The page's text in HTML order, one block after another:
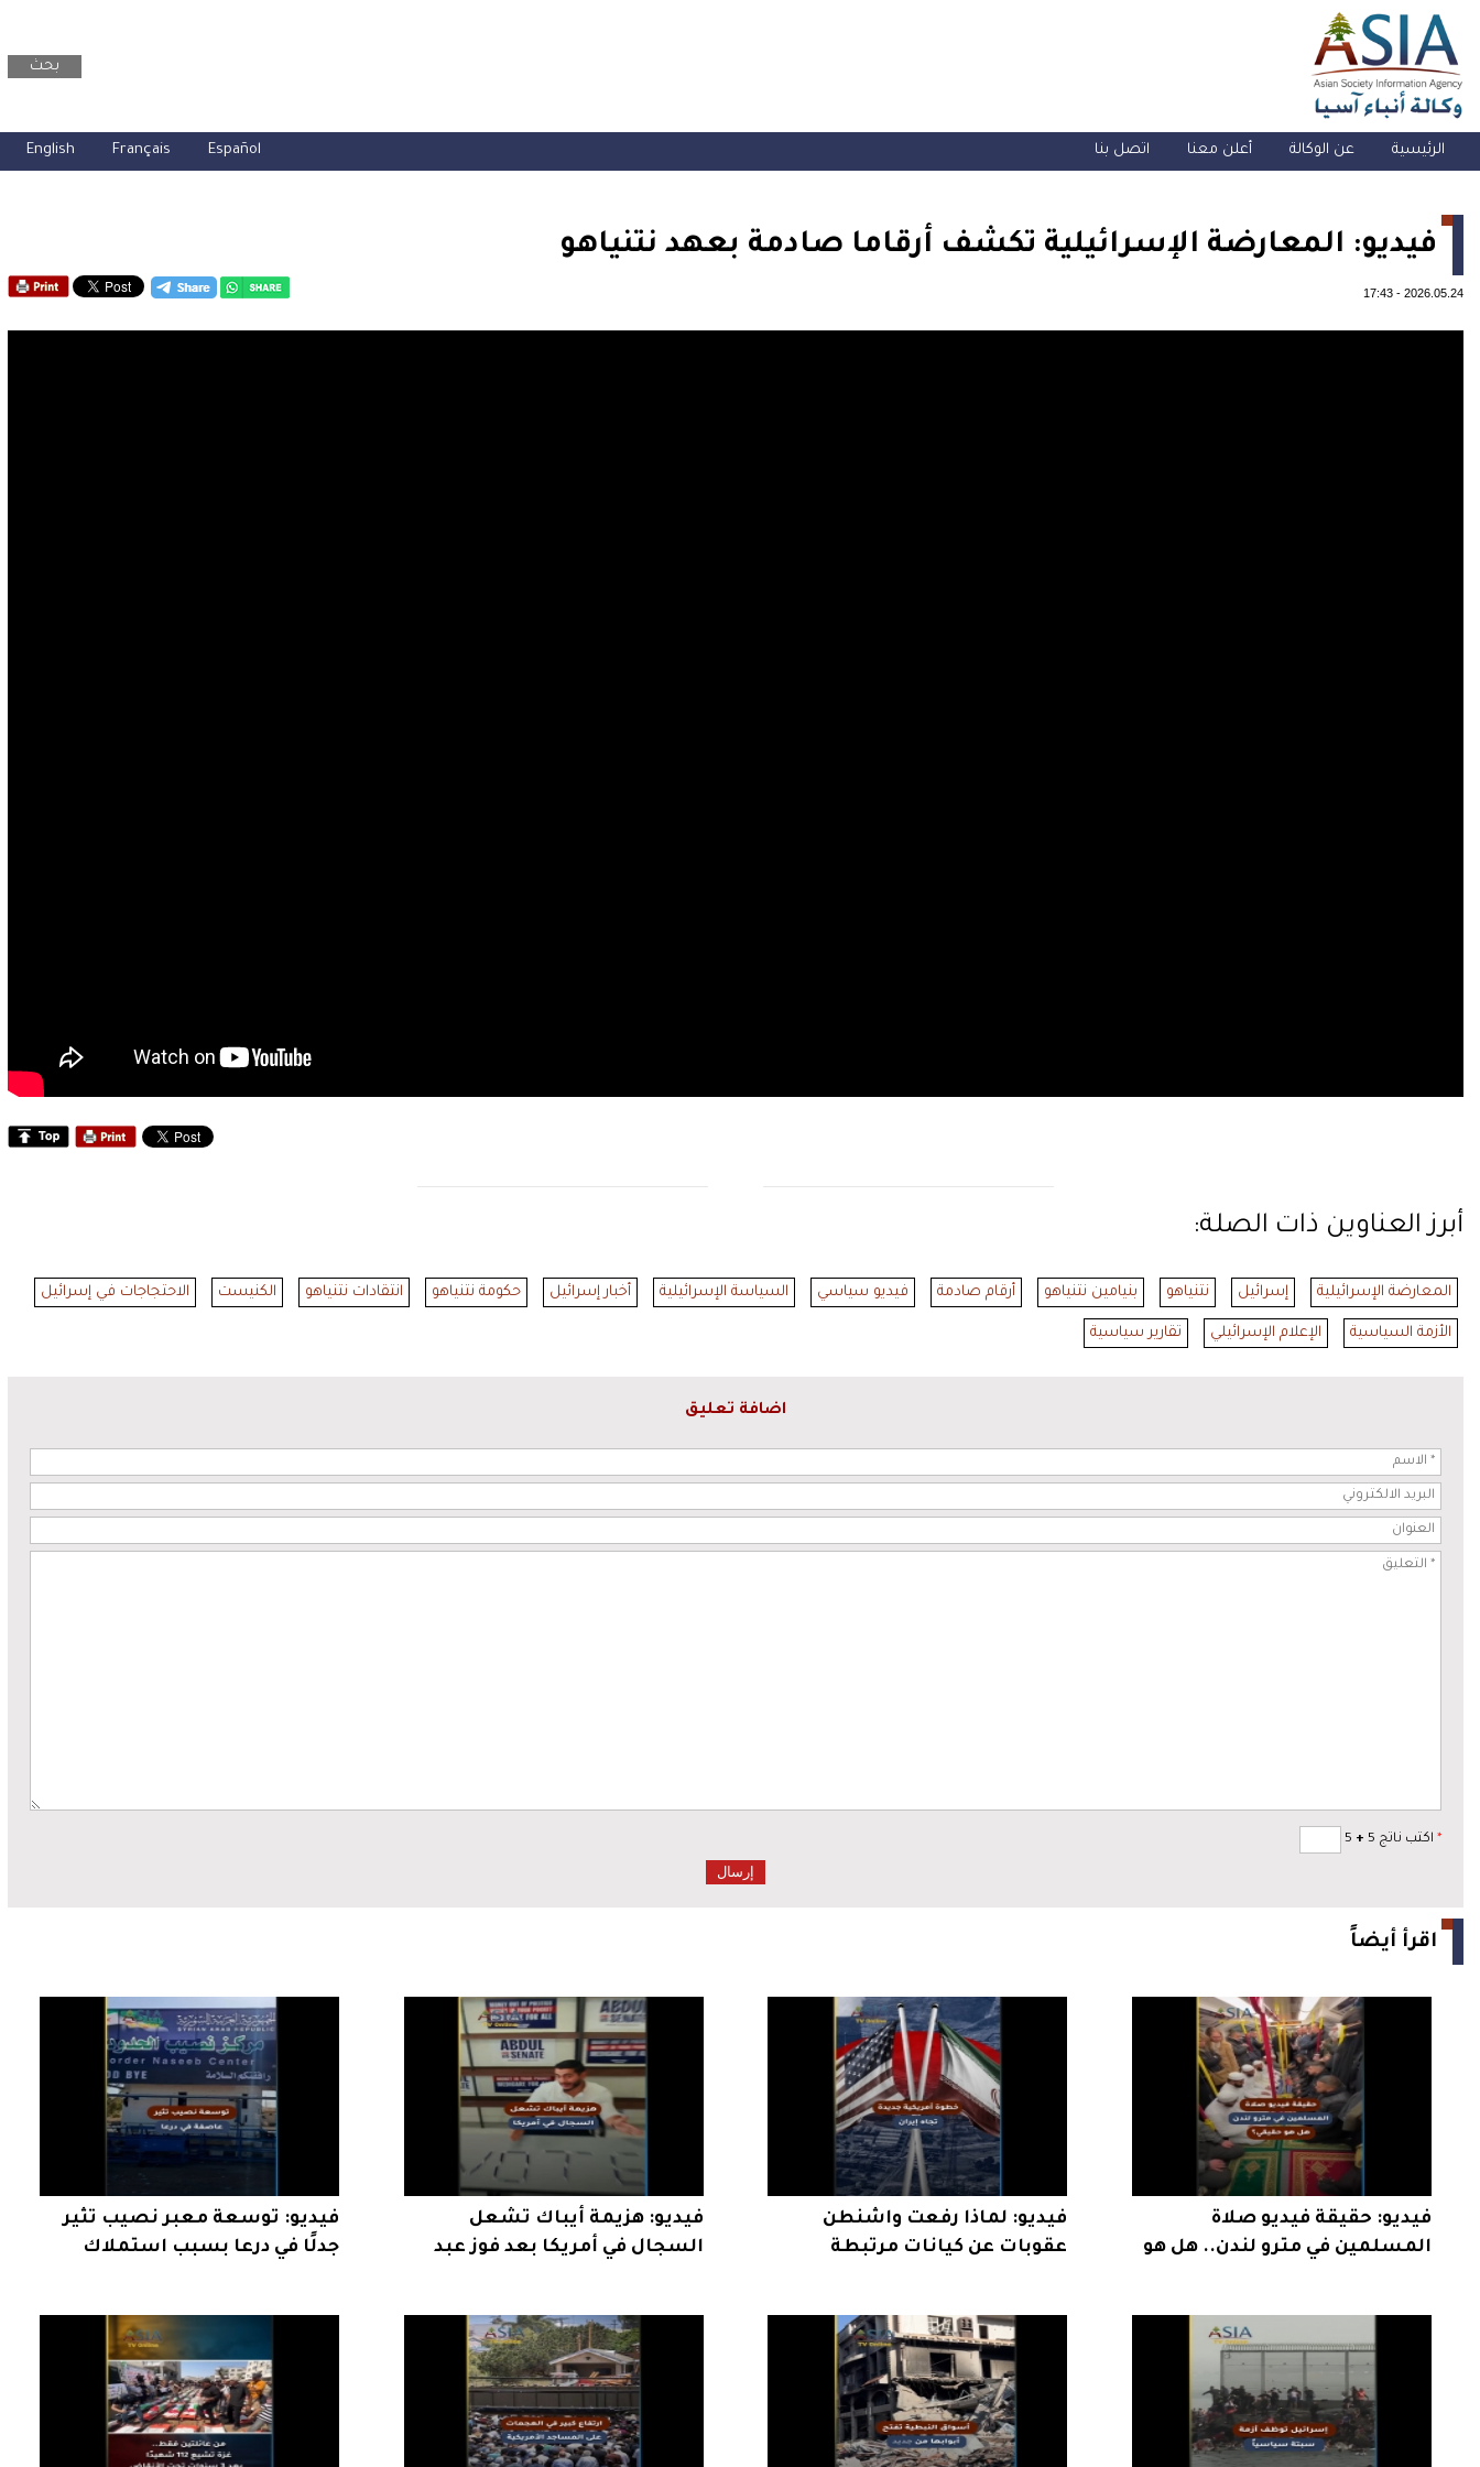
بحث
الرئيسية عن الوكالة أعلن معنا اتصل بنا English Français Español
فيديو: المعارضة الإسرائيلية تكشف أرقاما صادمة بعهد نتنياهو
2026.05.24
-
17:43
أبرز العناوين ذات الصلة:
المعارضة الإسرائيلية إسرائيل نتنياهو بنيامين نتنياهو أرقام صادمة فيديو سياسي السياسة الإسرائيلية أخبار إسرائيل حكومة نتنياهو انتقادات نتنياهو الكنيست الاحتجاجات في إسرائيل
الأزمة السياسية الإعلام الإسرائيلي تقارير سياسية
اضافة تعليق
* اكتب ناتج 5 +
اقرأ أيضاً
فيديو: حقيقة فيديو صلاة
المسلمين في مترو لندن.. هل هو
فيديو: لماذا رفعت واشنطن
عقوبات عن كيانات مرتبطة
فيديو: هزيمة أيباك تشعل
السجال في أمريكا بعد فوز عبد
فيديو: توسعة معبر نصيب تثير
جدلًا في درعا بسبب استملاك